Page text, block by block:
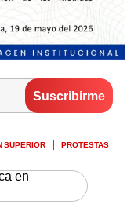
SUPERIOR PROTESTAS
en